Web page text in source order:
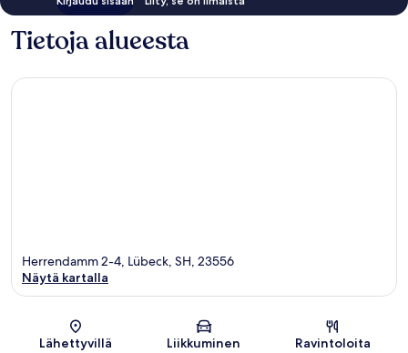
Tietoja alueesta
Kartta
Herrendamm 2-4, Lübeck, SH, 23556
Näytä kartalla
Lähettyvillä Liikkuminen Ravintoloita